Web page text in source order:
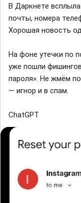
В Даркнете
почты, номера
Хорошая новость
На фоне утечки по
уже пошли
пароля». Не жмём
— игнор и в спам.
ChatGPT